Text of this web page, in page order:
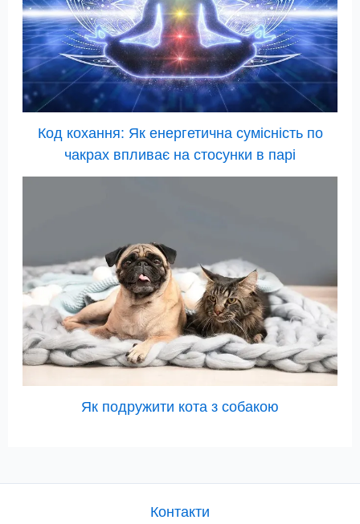
Код кохання: Як енергетична сумісність по
чакрах впливає на стосунки в парі
Як подружити кота з собакою
Контакти